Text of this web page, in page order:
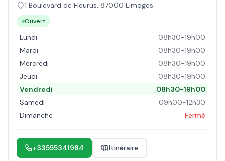
1 Boulevard de Fleurus, 87000 Limoges
Ouvert
Lundi
08h30-19h00
Mardi
08h30-19h00
Mercredi
08h30-19h00
Jeudi
08h30-19h00
Vendredi
08h30-19h00
Samedi
09h00-12h30
Dimanche
Fermé
+33555341984 Itinéraire